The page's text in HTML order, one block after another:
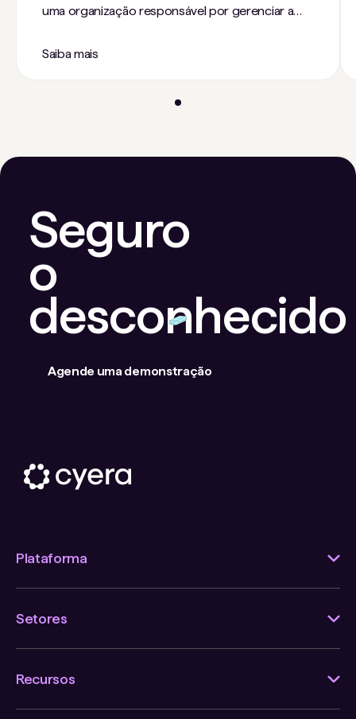
uma organização responsável por gerenciar a
privacidade.
Saiba mais
Seguro
o
desconhecido
Agende uma demonstração
Plataforma
Setores
Recursos